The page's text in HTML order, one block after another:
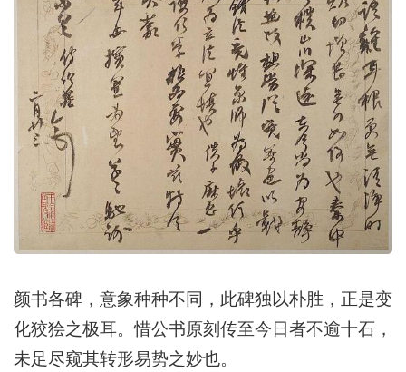
颜书各碑，意象种种不同，此碑独以朴胜，正是变
化狡狯之极耳。惜公书原刻传至今日者不逾十石，
未足尽窥其转形易势之妙也。